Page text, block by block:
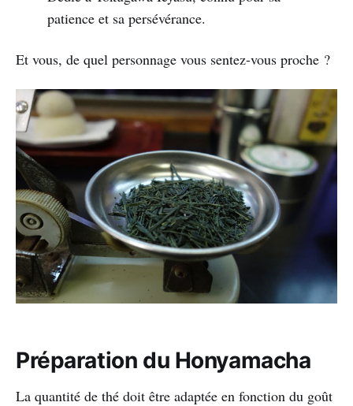
patience et sa persévérance.
Et vous, de quel personnage vous sentez-vous proche ?
Préparation du Honyamacha
La quantité de thé doit être adaptée en fonction du goût